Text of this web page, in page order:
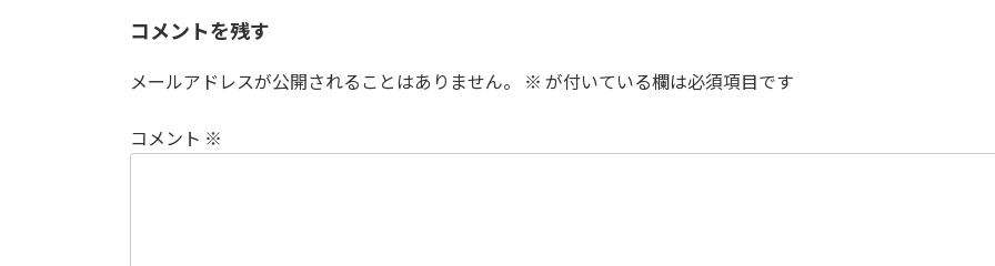
コメントを残す
メールアドレスが公開されることはありません。 ※ が付いている欄は必須項目です
コメント ※